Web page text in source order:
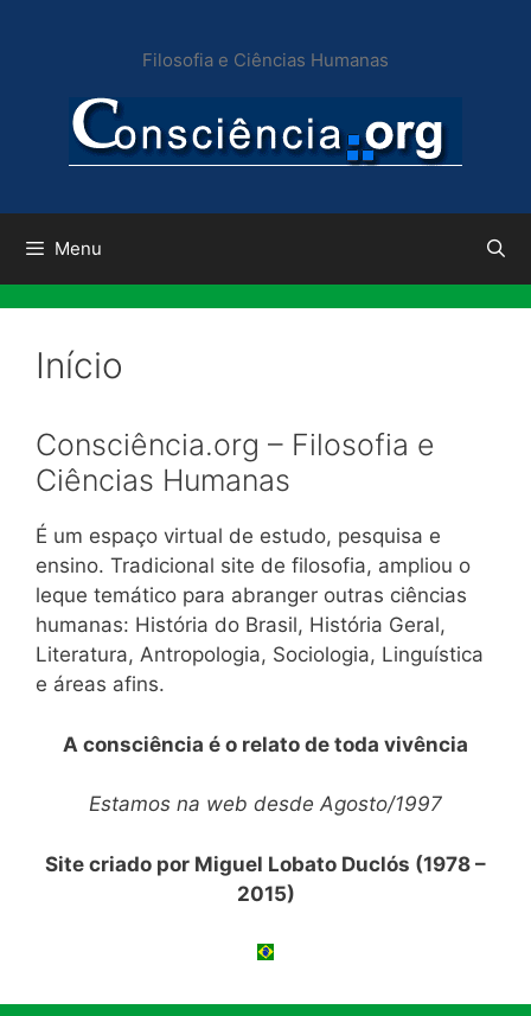
conteúdo
Filosofia e Ciências Humanas
Menu
Início
Consciência.org – Filosofia e
Ciências Humanas
É um espaço virtual de estudo, pesquisa e
ensino. Tradicional site de filosofia, ampliou o
leque temático para abranger outras ciências
humanas: História do Brasil, História Geral,
Literatura, Antropologia, Sociologia, Linguística
e áreas afins.
A consciência é o relato de toda vivência
Estamos na web desde Agosto/1997
Site criado por Miguel Lobato Duclós (1978 –
2015)